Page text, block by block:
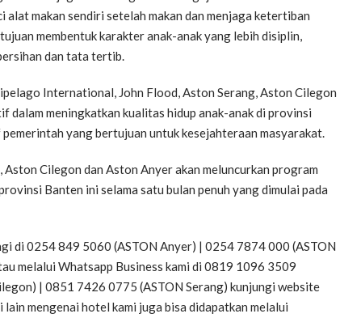
makan sendiri setelah makan dan menjaga ketertiban
membentuk karakter anak-anak yang lebih disiplin,
dan tata tertib.
International, John Flood, Aston Serang, Aston Cilegon
dalam meningkatkan kualitas hidup anak-anak di provinsi
yang bertujuan untuk kesejahteraan masyarakat.
Cilegon dan Aston Anyer akan meluncurkan program
Banten ini selama satu bulan penuh yang dimulai pada
di 0254 849 5060 (ASTON Anyer) | 0254 7874 000 (ASTON
melalui Whatsapp Business kami di 0819 1096 3509
| 0851 7426 0775 (ASTON Serang) kunjungi website
mengenai hotel kami juga bisa didapatkan melalui